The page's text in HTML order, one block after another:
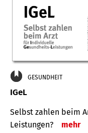
GESUNDHEIT
IGeL
Selbst zahlen beim
Leis­tungen?
mehr